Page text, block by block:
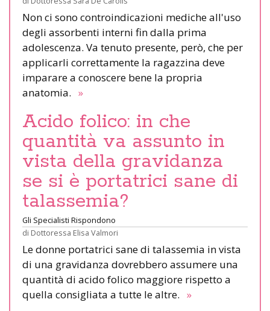
Non ci sono controindicazioni mediche all'uso
degli assorbenti interni fin dalla prima
adolescenza. Va tenuto presente, però, che per
applicarli correttamente la ragazzina deve
imparare a conoscere bene la propria
anatomia. »
Acido folico: in che
quantità va assunto in
vista della gravidanza
se si è portatrici sane di
talassemia?
Gli Specialisti Rispondono
di Dottoressa Elisa Valmori
Le donne portatrici sane di talassemia in vista
di una gravidanza dovrebbero assumere una
quantità di acido folico maggiore rispetto a
quella consigliata a tutte le altre. »